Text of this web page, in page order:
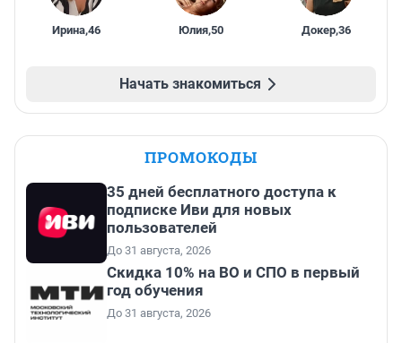
Ирина,46 Юлия,50 Докер,36
Начать знакомиться
ПРОМОКОДЫ
35 дней бесплатного доступа к
подписке Иви для новых
пользователей
До 31 августа, 2026
Скидка 10% на ВО и СПО в первый
год обучения
До 31 августа, 2026